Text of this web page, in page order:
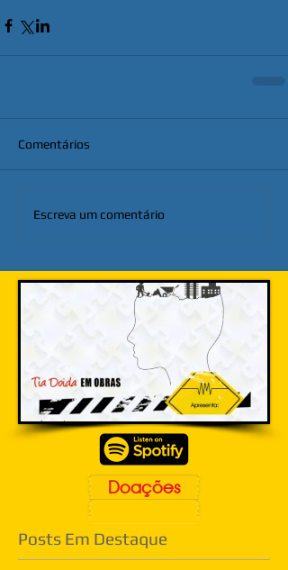
Comentários
Escreva um comentário
Doações
Posts Em Destaque